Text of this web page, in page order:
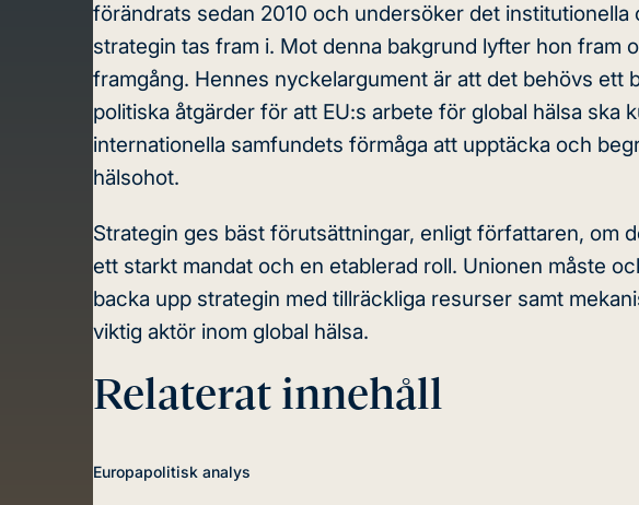
förändrats sedan 2010 och undersöker det institutionella
strategin tas fram i. Mot denna bakgrund lyfter hon fram
framgång. Hennes nyckelargument är att det behövs ett
politiska åtgärder för att EU:s arbete för global hälsa ska
internationella samfundets förmåga att upptäcka och
hälsohot.
Strategin ges bäst förutsättningar, enligt författaren, om
ett starkt mandat och en etablerad roll. Unionen måste
backa upp strategin med tillräckliga resurser samt
viktig aktör inom global hälsa.
Relaterat innehåll
Europapolitisk analys